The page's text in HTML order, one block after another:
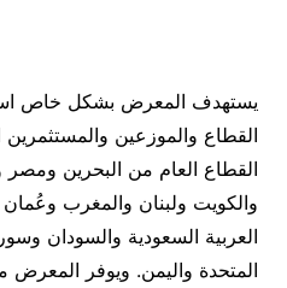
يستهدف المعرض بشكل خاص
القطاع والموزعين
القطاع العام من البحرين ومصر
والكويت ولبنان والمغرب
العربية السعودية والسودان
المتحدة واليمن. ويوفر